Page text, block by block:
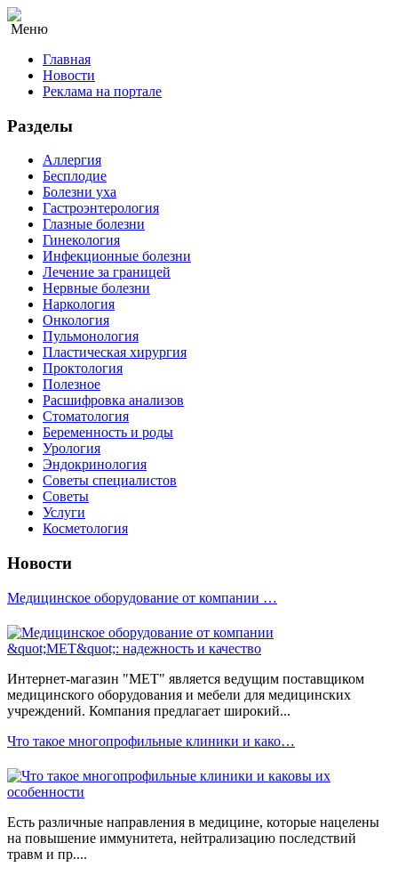
Меню
Главная
Новости
Реклама на портале
Разделы
Аллергия
Бесплодие
Болезни уха
Гастроэнтерология
Глазные болезни
Гинекология
Инфекционные болезни
Лечение за границей
Нервные болезни
Наркология
Онкология
Пульмонология
Пластическая хирургия
Проктология
Полезное
Расшифровка анализов
Стоматология
Беременность и роды
Урология
Эндокринология
Советы специалистов
Советы
Услуги
Косметология
Новости
Медицинское оборудование от компании …
Интернет-магазин "МЕТ" является ведущим поставщиком
медицинского оборудования и мебели для медицинских
учреждений. Компания предлагает широкий...
Что такое многопрофильные клиники и како…
Есть различные направления в медицине, которые нацелены
на повышение иммунитета, нейтрализацию последствий
травм и пр....